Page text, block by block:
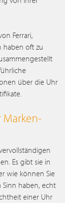
Ferrari,
haben oft zu
über die Uhr
Es gibt sie in
wie können Sie
haben, echt
einer Uhr